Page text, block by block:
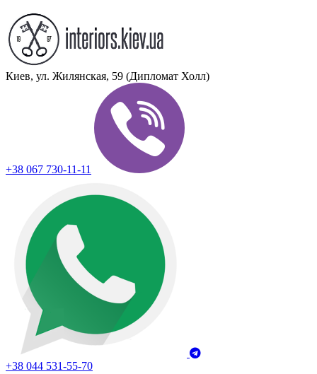
Киев, ул. Жилянская, 59 (Дипломат Холл)
+38 067 730-11-11
+38 044 531-55-70